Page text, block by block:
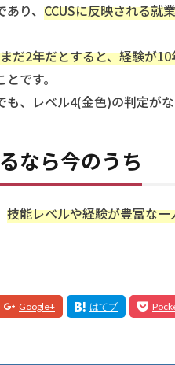
り、 CCUSに反映される就
だ2年だとすると、経験が
です。
、レベル4(金色)の判定がな
なら今のうち
技能レベルや経験が豊富な